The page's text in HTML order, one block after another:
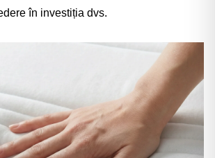
în investiția dvs.